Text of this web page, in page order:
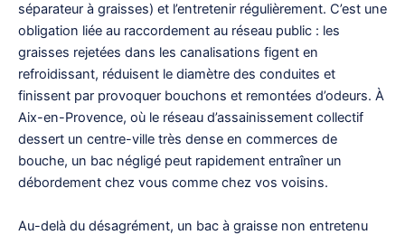
séparateur à graisses) et l’entretenir régulièrement. C’est une
obligation liée au raccordement au réseau public : les
graisses rejetées dans les canalisations figent en
refroidissant, réduisent le diamètre des conduites et
finissent par provoquer bouchons et remontées d’odeurs. À
Aix-en-Provence, où le réseau d’assainissement collectif
dessert un centre-ville très dense en commerces de
bouche, un bac négligé peut rapidement entraîner un
débordement chez vous comme chez vos voisins.
Au-delà du désagrément, un bac à graisse non entretenu